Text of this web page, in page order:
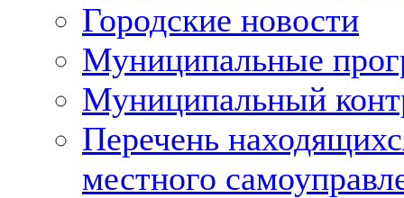
Городские новости
Муниципальные
Муниципальный
Перечень
местного